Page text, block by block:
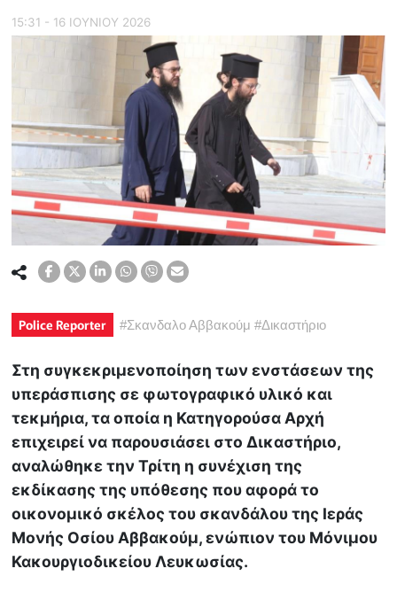
15:31 - 16 ΙΟΥΝΙΟΥ 2026
Police Reporter #Σκανδαλο Αββακούμ #Δικαστήριο
Στη συγκεκριμενοποίηση των ενστάσεων της
υπεράσπισης σε φωτογραφικό υλικό και
τεκμήρια, τα οποία η Κατηγορούσα Αρχή
επιχειρεί να παρουσιάσει στο Δικαστήριο,
αναλώθηκε την Τρίτη η συνέχιση της
εκδίκασης της υπόθεσης που αφορά το
οικονομικό σκέλος του σκανδάλου της Ιεράς
Μονής Οσίου Αββακούμ, ενώπιον του Μόνιμου
Κακουργιοδικείου Λευκωσίας.